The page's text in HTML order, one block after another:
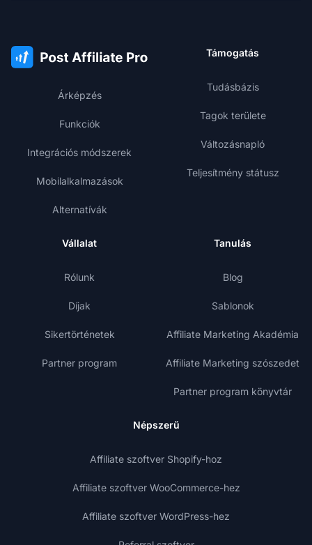
Árképzés
Funkciók
Integrációs módszerek
Mobilalkalmazások
Alternatívák
Támogatás
Tudásbázis
Tagok területe
Változásnapló
Teljesítmény státusz
Vállalat
Rólunk
Díjak
Sikertörténetek
Partner program
Tanulás
Blog
Sablonok
Affiliate Marketing Akadémia
Affiliate Marketing szószedet
Partner program könyvtár
Népszerű
Affiliate szoftver Shopify-hoz
Affiliate szoftver WooCommerce-hez
Affiliate szoftver WordPress-hez